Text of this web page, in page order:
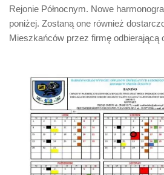
Rejonie Północnym. Nowe
poniżej. Zostaną one również
Mieszkańców przez firmę odbierającą